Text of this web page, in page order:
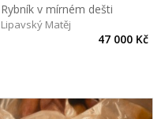
Rybník v mírném dešti
Lipavský Matěj
47 000 Kč